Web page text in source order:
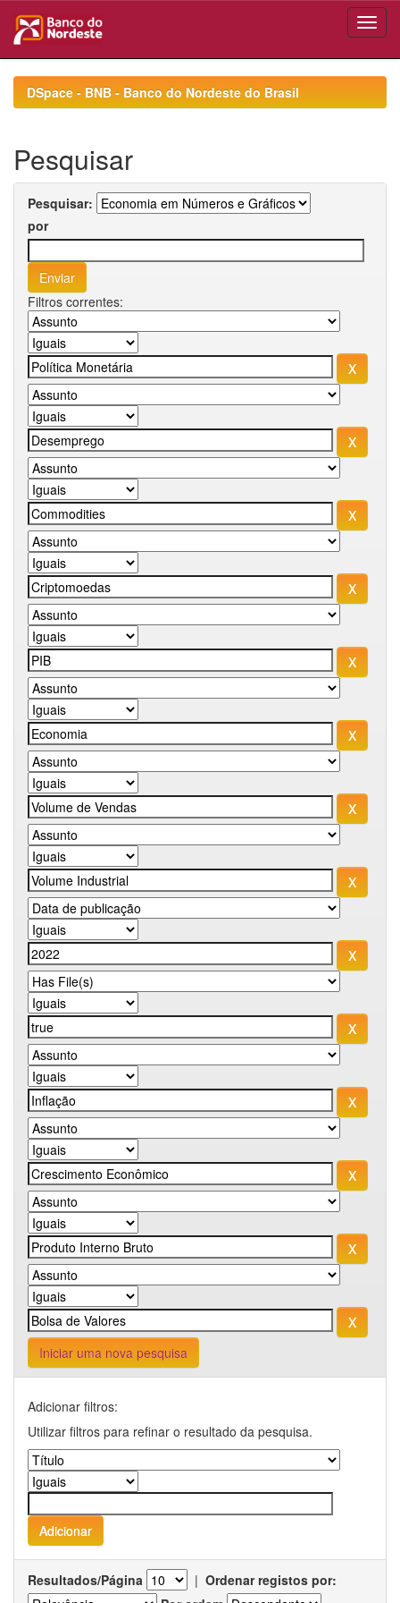
navigationDSpace - BNB - Banco do Nordeste do Brasil
Pesquisar
Pesquisar:
por
Filtros correntes:
Iniciar uma nova pesquisa
Adicionar filtros:
Utilizar filtros para refinar o resultado da pesquisa.
Resultados/Página | Ordenar registos por: